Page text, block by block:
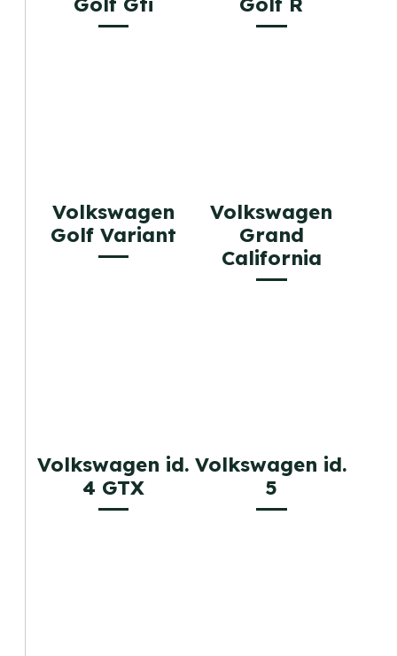
Volkswagen
Golf Variant
Volkswagen
Grand
California
Volkswagen id.
4 GTX
Volkswagen id.
5